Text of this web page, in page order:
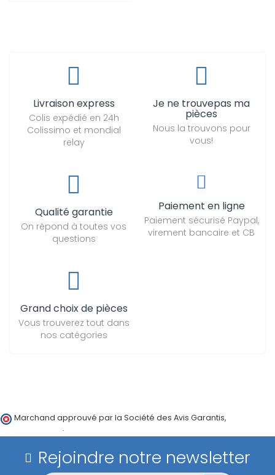
Livraison express
Colis expédié en 24h
Colissimo et mondial
relay
Je ne trouvepas ma
pièces
Nous la trouvons pour
vous!
Qualité garantie
On répond à toutes vos
questions
Paiement en ligne
Paiement sécurisé Paypal,
virement bancaire et CB
Grand choix de pièces
Vous trouverez tout dans
nos catégories
Marchand approuvé par la Société des Avis Garantis,
.
Rejoindre notre newsletter